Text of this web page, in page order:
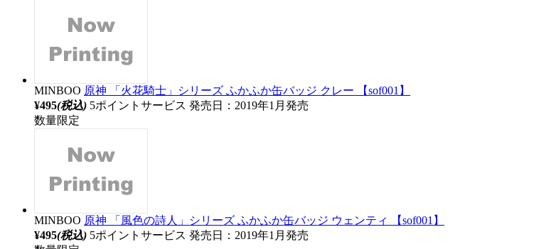
MINBOO 原神 「火花騎士」シリーズ ふかふか缶バッジ クレー 【sof001】
¥495(税込) 5ポイントサービス 発売日：2019年1月発売
数量限定
MINBOO 原神 「風色の詩人」シリーズ ふかふか缶バッジ ウェンティ 【sof001】
¥495(税込) 5ポイントサービス 発売日：2019年1月発売